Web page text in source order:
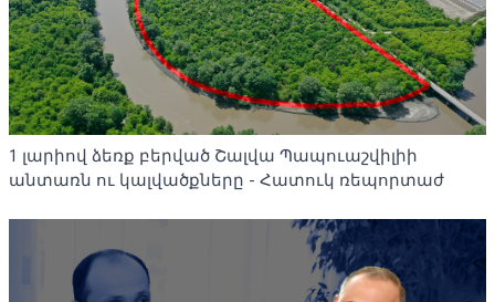
1 լարիով ձեռք բերված Շալվա Պապուաշվիլիի
անտառն ու կալվածքները - Հատուկ ռեպորտաժ